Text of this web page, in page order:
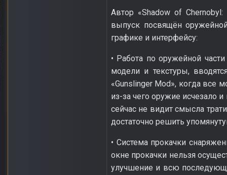
Автор «Shadow of
выпуск посвящён
графике и интерфейсу:
• Работа по оружейной
модели и текстуры,
«Gunslinger Mod», когда все
из-за чего оружие исчезало
сейчас не видит смысла
достаточно решить
• Система прокачки
окне прокачки нельзя
улучшение и всю